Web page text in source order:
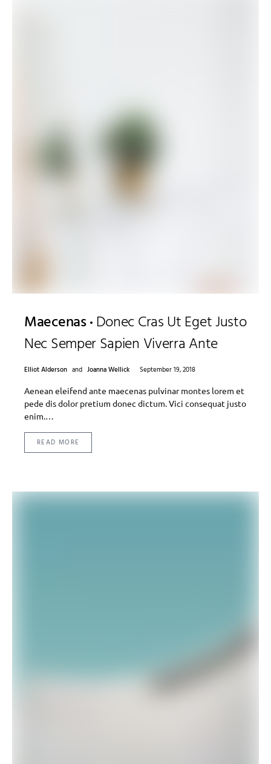
Maecenas Donec Cras Ut Eget Justo
Nec Semper Sapien Viverra Ante
Elliot Alderson and Joanna Wellick
September 19, 2018
Aenean eleifend ante maecenas pulvinar montes lorem et
pede dis dolor pretium donec dictum. Vici consequat justo
enim.…
READ MORE